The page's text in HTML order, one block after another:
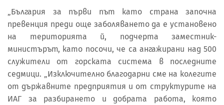
„България за първи път като страна започна
превенция преди още заболяването да е установено
на територията й, подчерта заместник-
министърът, като посочи, че са ангажирани над 500
служители от горската система в последните
седмици. „Изключително благодарни сме на колегите
от държавните предприятия и от структурите на
ИАГ за разбирането и добрата работа, която